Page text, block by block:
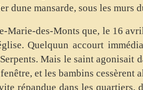
dune mansarde, sous les
Marie-des-Monts que, le 16
Quelquun accourt
Mais le saint
et les bambins
répandue dans les